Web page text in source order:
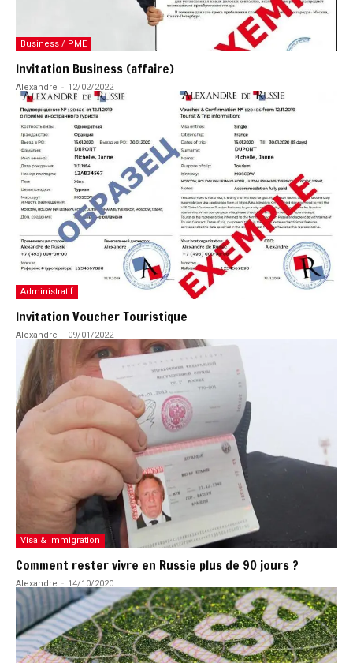
Business / PME
Invitation Business (affaire)
Alexandre - 12/02/2022
Administratif
Invitation Voucher Touristique
Alexandre - 09/01/2022
Visa & Immigration
Comment rester vivre en Russie plus de 90 jours ?
Alexandre - 14/10/2020